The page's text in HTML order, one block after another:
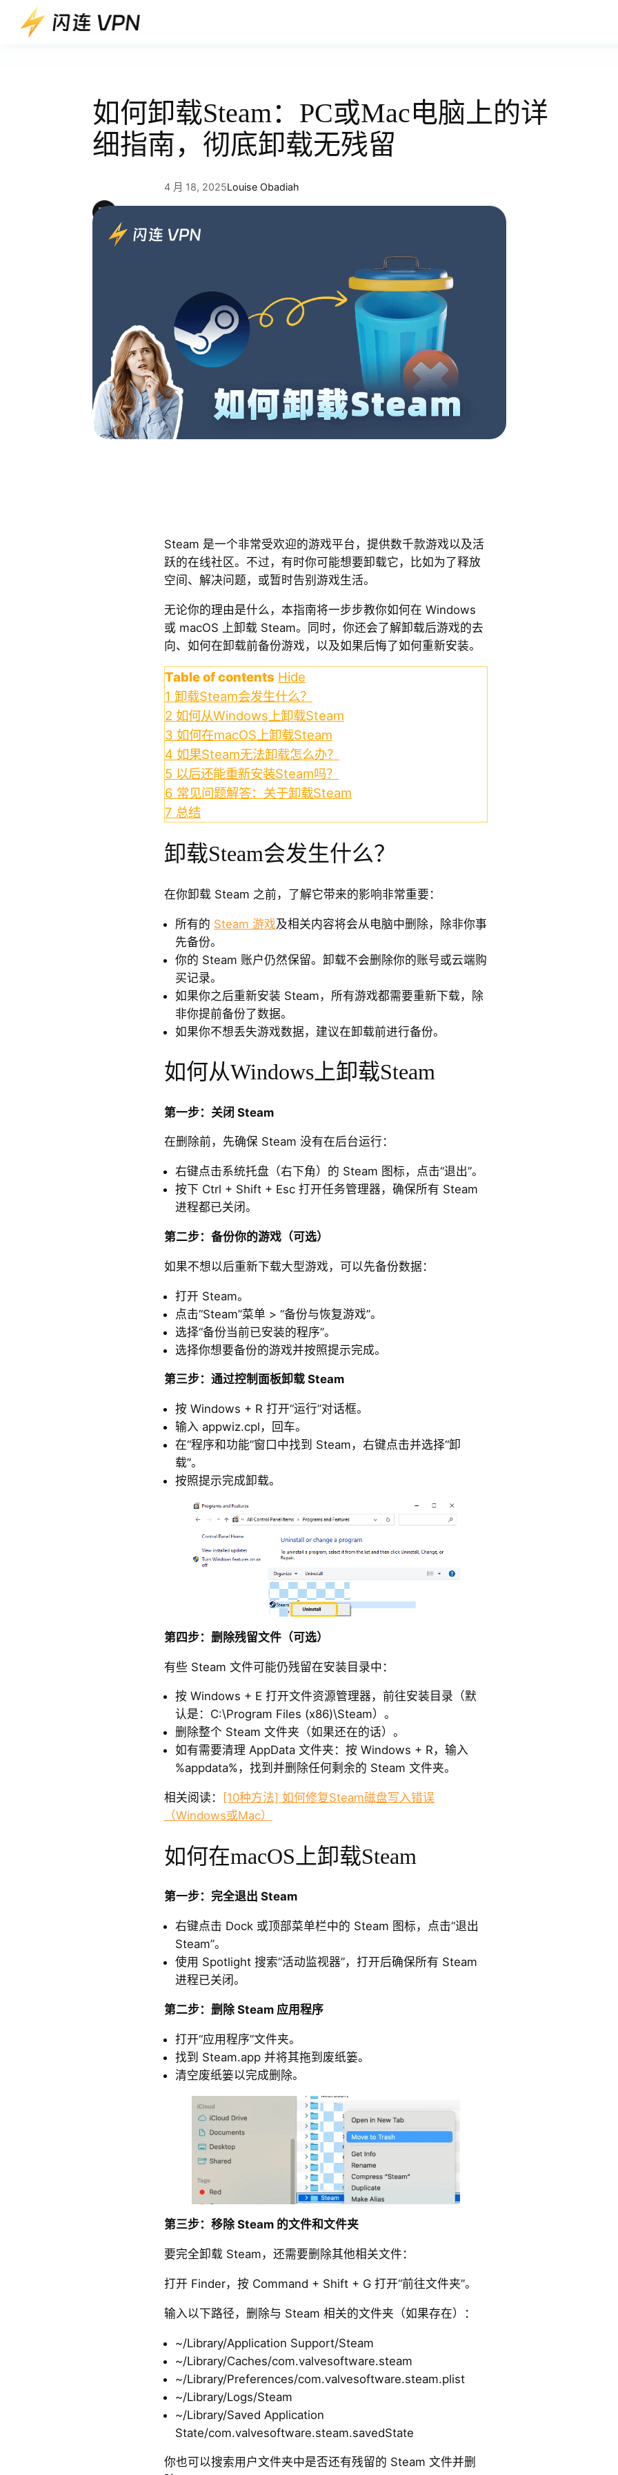
如何卸载Steam：PC或Mac电脑上的详
细指南，彻底卸载无残留
4 月 18, 2025Louise Obadiah
Steam 是一个非常受欢迎的游戏平台，提供数千款游戏以及活
跃的在线社区。不过，有时你可能想要卸载它，比如为了释放
空间、解决问题，或暂时告别游戏生活。
无论你的理由是什么，本指南将一步步教你如何在 Windows
或 macOS 上卸载 Steam。同时，你还会了解卸载后游戏的去
向、如何在卸载前备份游戏，以及如果后悔了如何重新安装。
Table of contents Hide
1 卸载Steam会发生什么？
2 如何从Windows上卸载Steam
3 如何在macOS上卸载Steam
4 如果Steam无法卸载怎么办？
5 以后还能重新安装Steam吗？
6 常见问题解答：关于卸载Steam
7 总结
卸载Steam会发生什么？
在你卸载 Steam 之前，了解它带来的影响非常重要：
所有的 Steam 游戏及相关内容将会从电脑中删除，除非你事
先备份。
你的 Steam 账户仍然保留。卸载不会删除你的账号或云端购
买记录。
如果你之后重新安装 Steam，所有游戏都需要重新下载，除
非你提前备份了数据。
如果你不想丢失游戏数据，建议在卸载前进行备份。
如何从Windows上卸载Steam
第一步：关闭 Steam
在删除前，先确保 Steam 没有在后台运行：
右键点击系统托盘（右下角）的 Steam 图标，点击“退出”。
按下 Ctrl + Shift + Esc 打开任务管理器，确保所有 Steam
进程都已关闭。
第二步：备份你的游戏（可选）
如果不想以后重新下载大型游戏，可以先备份数据：
打开 Steam。
点击“Steam”菜单 > “备份与恢复游戏”。
选择“备份当前已安装的程序”。
选择你想要备份的游戏并按照提示完成。
第三步：通过控制面板卸载 Steam
按 Windows + R 打开“运行”对话框。
输入 appwiz.cpl，回车。
在“程序和功能”窗口中找到 Steam，右键点击并选择“卸
载”。
按照提示完成卸载。
第四步：删除残留文件（可选）
有些 Steam 文件可能仍残留在安装目录中：
按 Windows + E 打开文件资源管理器，前往安装目录（默
认是：C:\Program Files (x86)\Steam）。
删除整个 Steam 文件夹（如果还在的话）。
如有需要清理 AppData 文件夹：按 Windows + R，输入
%appdata%，找到并删除任何剩余的 Steam 文件夹。
相关阅读：
[10种方法] 如何修复Steam磁盘写入错误
（Windows或Mac）
如何在macOS上卸载Steam
第一步：完全退出 Steam
右键点击 Dock 或顶部菜单栏中的 Steam 图标，点击“退出
Steam”。
使用 Spotlight 搜索“活动监视器”，打开后确保所有 Steam
进程已关闭。
第二步：删除 Steam 应用程序
打开“应用程序”文件夹。
找到 Steam.app 并将其拖到废纸篓。
清空废纸篓以完成删除。
第三步：移除 Steam 的文件和文件夹
要完全卸载 Steam，还需要删除其他相关文件：
打开 Finder，按 Command + Shift + G 打开“前往文件夹”。
输入以下路径，删除与 Steam 相关的文件夹（如果存在）：
~/Library/Application Support/Steam
~/Library/Caches/com.valvesoftware.steam
~/Library/Preferences/com.valvesoftware.steam.plist
~/Library/Logs/Steam
~/Library/Saved Application
State/com.valvesoftware.steam.savedState
你也可以搜索用户文件夹中是否还有残留的 Steam 文件并删